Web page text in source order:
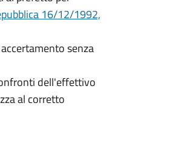
16/12/1992,
senza
dell'effettivo
al corretto